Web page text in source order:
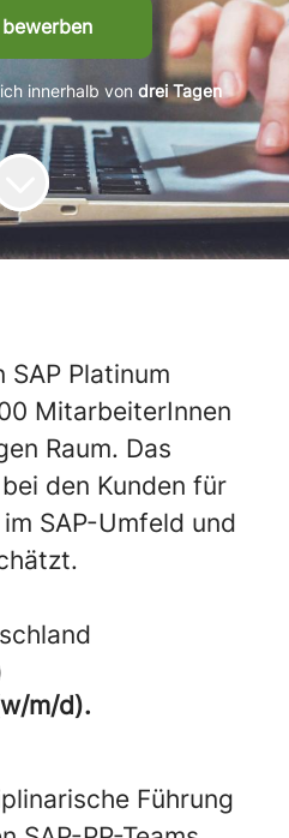
innerhalb von drei Tagen
SAP Platinum
MitarbeiterInnen
Raum. Das
den Kunden für
SAP-Umfeld und
m/d).
Führung